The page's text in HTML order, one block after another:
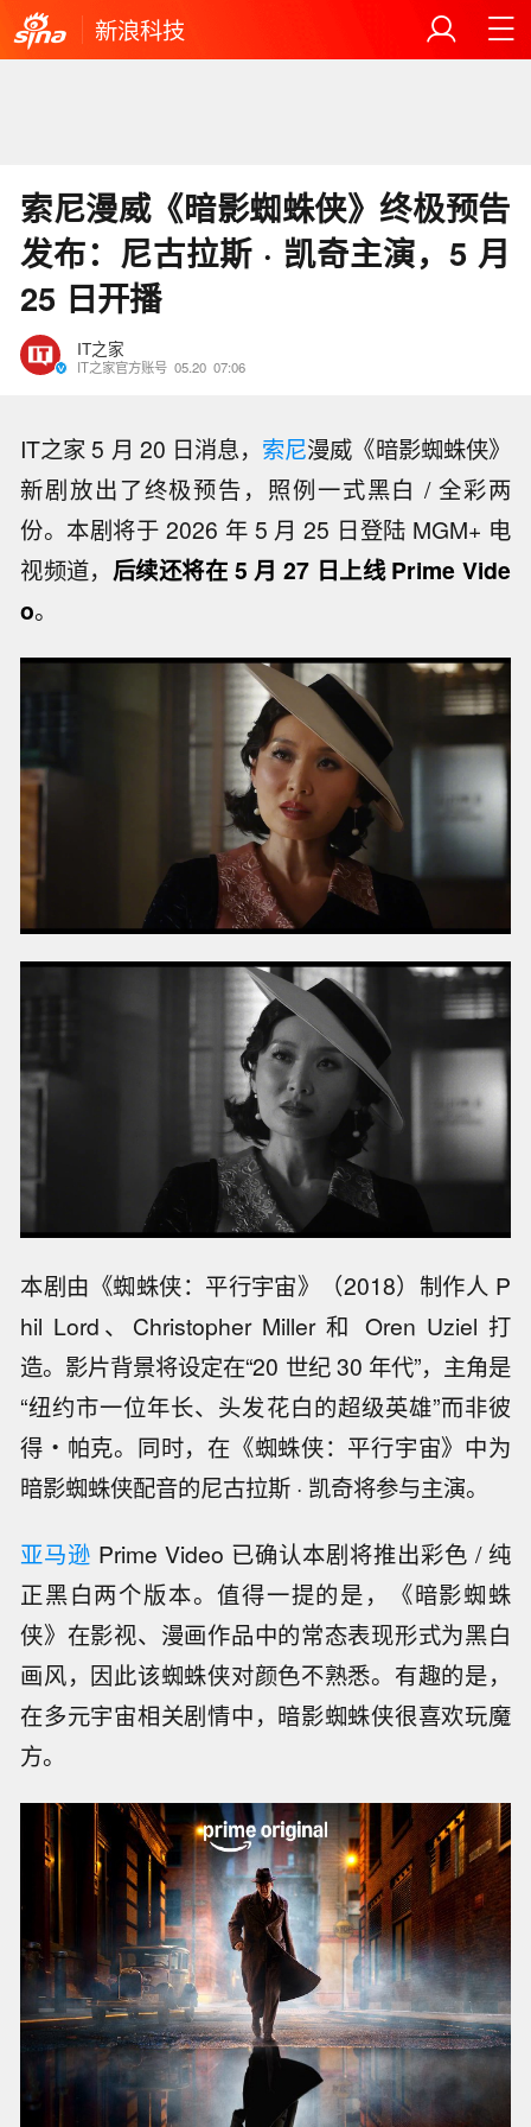
新浪科技
索尼漫威《暗影蜘蛛侠》终极预告
发布：尼古拉斯 · 凯奇主演，5 月
25 日开播
IT之家
IT之家官方账号 05.20 07:06
IT之家 5 月 20 日消息， 索尼漫威《暗影蜘蛛侠》
新剧放出了终极预告，照例一式黑白 / 全彩两
份。本剧将于 2026 年 5 月 25 日登陆 MGM+ 电
视频道， 后续还将在 5 月 27 日上线 Prime Vide
o。
本剧由《蜘蛛侠：平行宇宙》（2018）制作人 P
hil Lord、Christopher Miller 和 Oren Uziel 打
造。影片背景将设定在“20 世纪 30 年代”，主角是
“纽约市一位年长、头发花白的超级英雄”而非彼
得・帕克。同时，在《蜘蛛侠：平行宇宙》中为
暗影蜘蛛侠配音的尼古拉斯 · 凯奇将参与主演。
亚马逊 Prime Video 已确认本剧将推出彩色 / 纯
正黑白两个版本。值得一提的是，《暗影蜘蛛
侠》在影视、漫画作品中的常态表现形式为黑白
画风，因此该蜘蛛侠对颜色不熟悉。有趣的是，
在多元宇宙相关剧情中，暗影蜘蛛侠很喜欢玩魔
方。